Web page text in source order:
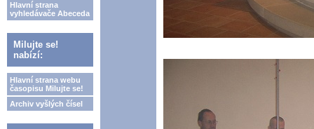
Hlavní strana
vyhledávače Abeceda
Milujte se!
nabízí:
Hlavní strana webu
časopisu Milujte se!
Archiv vyšlých čísel